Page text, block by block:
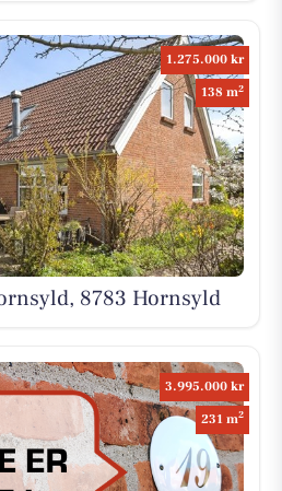
1.275.000 kr
138 m2
8783 Hornsyld
3.995.000 kr
231 m2